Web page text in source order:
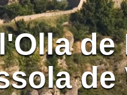
de
de